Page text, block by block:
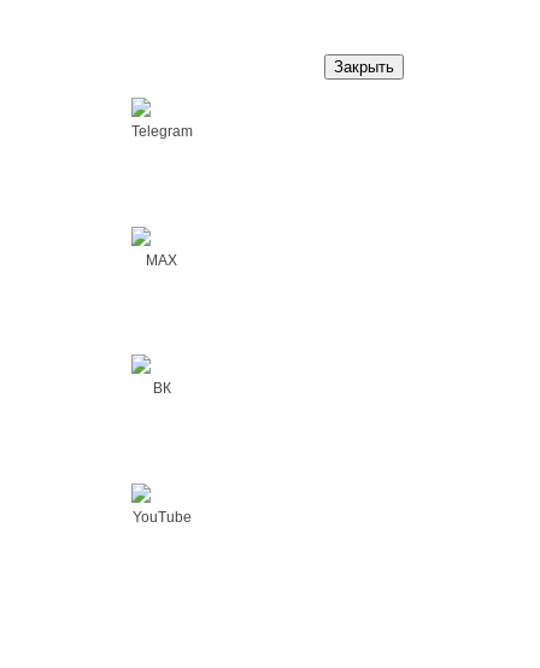
Telegram
MAX
ВК
YouTube
Закрыть